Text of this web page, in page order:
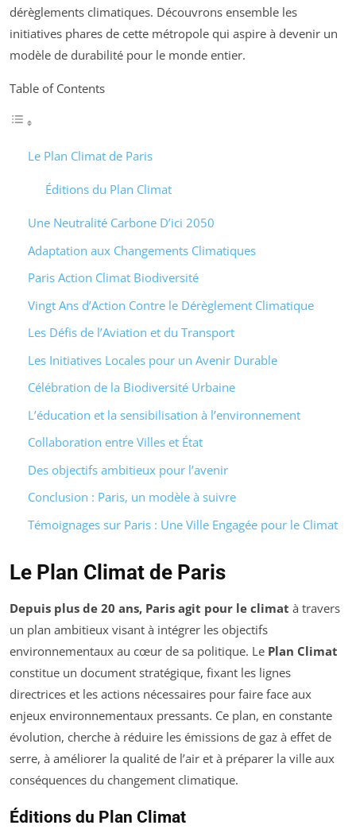
dérèglements climatiques. Découvrons ensemble les
initiatives phares de cette métropole qui aspire à devenir un
modèle de durabilité pour le monde entier.
Table of Contents
Le Plan Climat de Paris
Éditions du Plan Climat
Une Neutralité Carbone D’ici 2050
Adaptation aux Changements Climatiques
Paris Action Climat Biodiversité
Vingt Ans d’Action Contre le Dérèglement Climatique
Les Défis de l’Aviation et du Transport
Les Initiatives Locales pour un Avenir Durable
Célébration de la Biodiversité Urbaine
L’éducation et la sensibilisation à l’environnement
Collaboration entre Villes et État
Des objectifs ambitieux pour l’avenir
Conclusion : Paris, un modèle à suivre
Témoignages sur Paris : Une Ville Engagée pour le Climat
Le Plan Climat de Paris
Depuis plus de 20 ans, Paris agit pour le climat à travers
un plan ambitieux visant à intégrer les objectifs
environnementaux au cœur de sa politique. Le Plan Climat
constitue un document stratégique, fixant les lignes
directrices et les actions nécessaires pour faire face aux
enjeux environnementaux pressants. Ce plan, en constante
évolution, cherche à réduire les émissions de gaz à effet de
serre, à améliorer la qualité de l’air et à préparer la ville aux
conséquences du changement climatique.
Éditions du Plan Climat